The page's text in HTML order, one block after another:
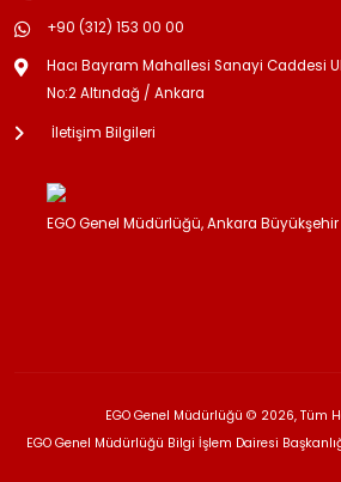
+90 (312) 153 00 00
Hacı Bayram Mahallesi Sanayi Caddesi
No:2 Altındağ / Ankara
İletişim Bilgileri
EGO Genel Müdürlüğü, Ankara
EGO Genel Müdürlüğü © 2026, Tüm
EGO Genel Müdürlüğü Bilgi İşlem Dairesi